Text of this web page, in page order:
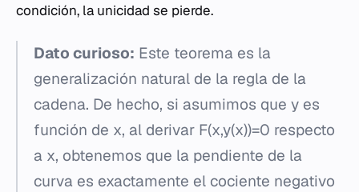
condición, la unicidad se pierde.
Dato curioso: Este teorema es la
generalización natural de la regla de la
cadena. De hecho, si asumimos que y es
función de x, al derivar F(x,y(x))=0 respecto
a x, obtenemos que la pendiente de la
curva es exactamente el cociente negativo